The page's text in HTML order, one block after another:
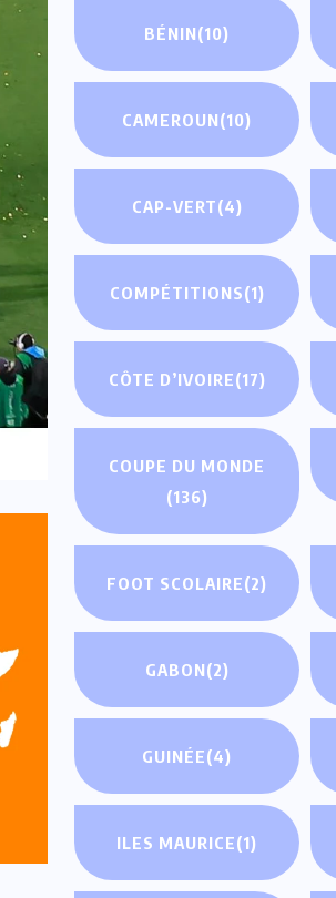
BÉNIN(10)
CAMEROUN(10)
CAP-VERT(4)
COMPÉTITIONS(1)
CÔTE D’IVOIRE(17)
COUPE DU MONDE
(136)
FOOT SCOLAIRE(2)
GABON(2)
GUINÉE(4)
ILES MAURICE(1)